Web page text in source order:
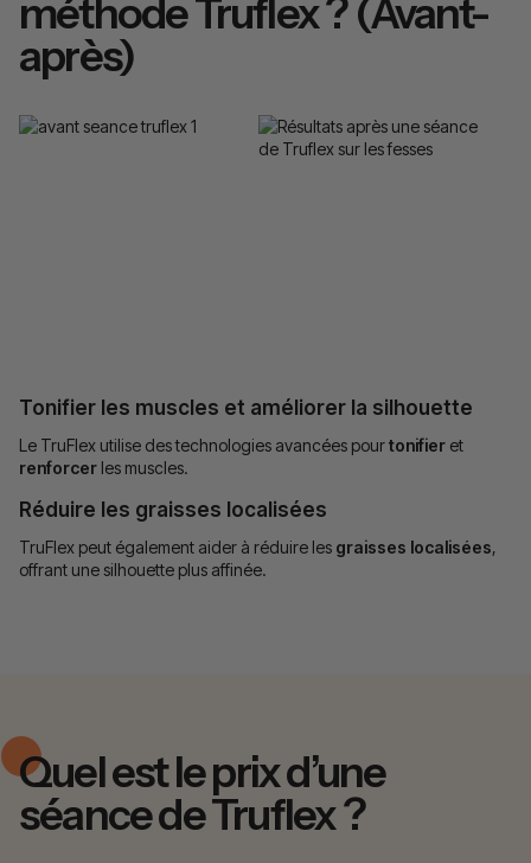
méthode Truflex ? (Avant-
après)
Tonifier les muscles et améliorer la silhouette
Le TruFlex utilise des technologies avancées pourtonifier et
renforcer les muscles.
Réduire les graisses localisées
TruFlex peut également aider à réduire les graisses localisées,
offrant une silhouette plus affinée.
Quel est le prix d’une
séance de Truflex ?